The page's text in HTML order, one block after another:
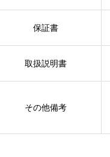
保証書
取扱説明書
その他備考